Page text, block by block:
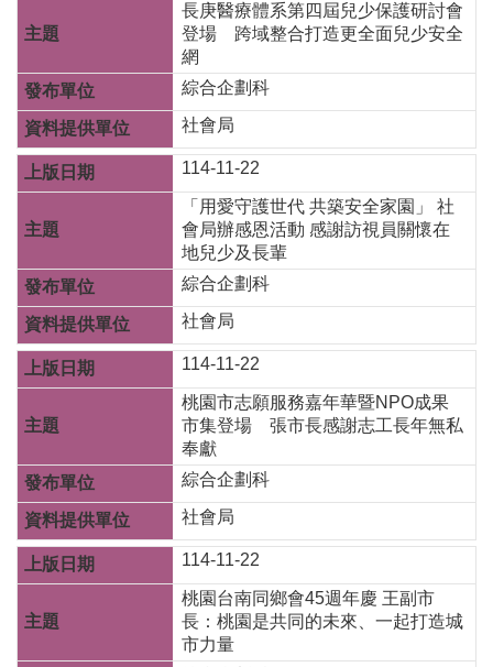
業
專
區
便
民
服
務
務
資
訊
機
關
通
錄
政
府
公
開
訊
社
長庚醫療體系第四屆兒少保護研討會
登場 跨域整合打造更全面兒少安全
網
綜合企劃科
社會局
114-11-22
「用愛守護世代 共築安全家園」 社
會局辦感恩活動 感謝訪視員關懷在
地兒少及長輩
綜合企劃科
社會局
114-11-22
桃園市志願服務嘉年華暨NPO成果
市集登場 張市長感謝志工長年無私
奉獻
綜合企劃科
社會局
114-11-22
桃園台南同鄉會45週年慶 王副市
長：桃園是共同的未來、一起打造城
市力量